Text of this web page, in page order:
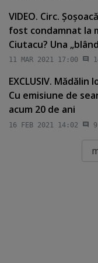
VIDEO. Circ.
fost condamnat la
Ciutacu? Una
11 MAR 2021 17:00
EXCLUSIV.
Cu emisiune de
acum 20 de ani
16 FEB 2021 14:02 9